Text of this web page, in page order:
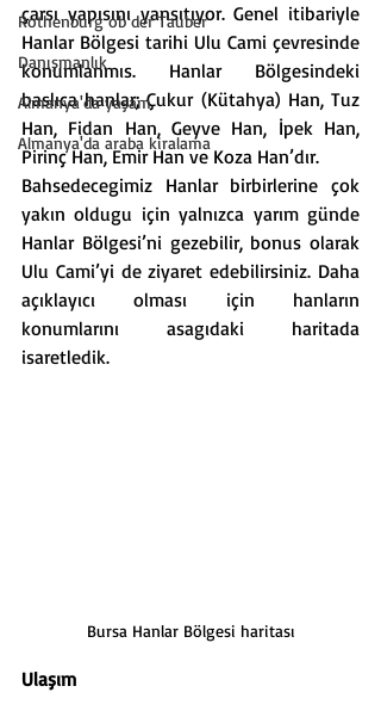
Rothenburg ob der Tauber
Danışmanlık
Almanya'da yaşam
Almanya'da araba kiralama
çarsı yapısını yansıtıyor. Genel itibariyle
Hanlar Bölgesi tarihi Ulu Cami çevresinde
konumlanmıs. Hanlar Bölgesindeki
baslıca hanlar; Çukur (Kütahya) Han, Tuz
Han, Fidan Han, Geyve Han, İpek Han,
Pirinç Han, Emir Han ve Koza Han’dır.
Bahsedecegimiz Hanlar birbirlerine çok
yakın oldugu için yalnızca yarım günde
Hanlar Bölgesi’ni gezebilir, bonus olarak
Ulu Cami’yi de ziyaret edebilirsiniz. Daha
açıklayıcı olması için hanların
konumlarını asagıdaki haritada
isaretledik.
Bursa Hanlar Bölgesi haritası
Ulaşım